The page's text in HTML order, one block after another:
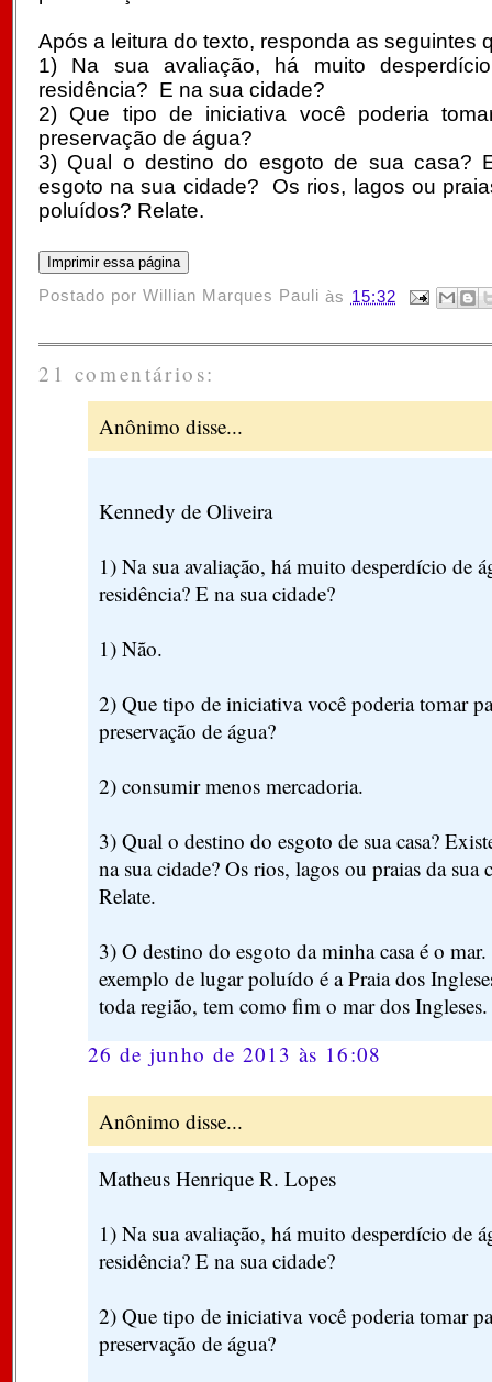
Após a leitura do texto, responda as seguintes
1)
Na sua avaliação, há muito
residência? E na sua cidade?
2) Que tipo de iniciativa você poderia
preservação de água?
3) Qual o destino do esgoto de sua casa?
esgoto na sua cidade? Os rios, lagos ou
poluídos? Relate.
Postado porWillian Marques Pauli às 15:32
21 comentários:
Anônimo disse...
Kennedy de Oliveira
1) Na sua avaliação, há muito desperdício de
residência? E na sua cidade?
1) Não.
2) Que tipo de iniciativa você poderia tomar
preservação de água?
2) consumir menos mercadoria.
3) Qual o destino do esgoto de sua casa?
na sua cidade? Os rios, lagos ou praias da sua
Relate.
3) O destino do esgoto da minha casa é o
exemplo de lugar poluído é a Praia dos
toda região, tem como fim o mar dos Ingleses.
26 de junho de 2013 às 16:08
Anônimo disse...
Matheus Henrique R. Lopes
1) Na sua avaliação, há muito desperdício de
residência? E na sua cidade?
2) Que tipo de iniciativa você poderia tomar
preservação de água?